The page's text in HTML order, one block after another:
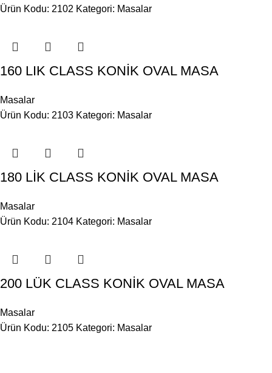
Ürün Kodu: 2102 Kategori: Masalar
160 LIK CLASS KONİK OVAL MASA
Masalar
Ürün Kodu: 2103 Kategori: Masalar
180 LİK CLASS KONİK OVAL MASA
Masalar
Ürün Kodu: 2104 Kategori: Masalar
200 LÜK CLASS KONİK OVAL MASA
Masalar
Ürün Kodu: 2105 Kategori: Masalar